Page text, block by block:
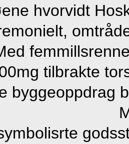
hvorvidt
tilbrakte
byggeoppdrag